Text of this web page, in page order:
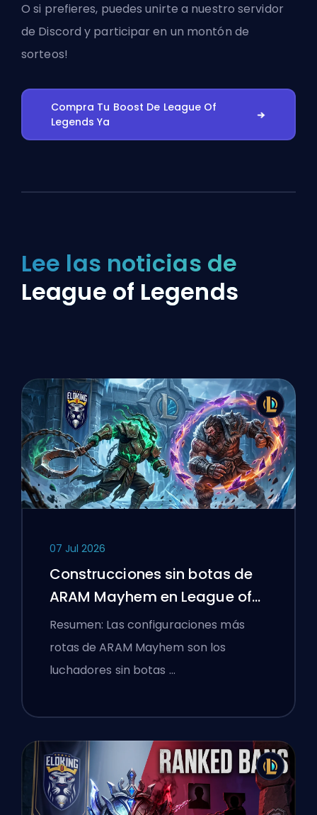
O si prefieres, puedesunirte a nuestro servidor
de Discord y participar en un montón de
sorteos!
Compra Tu Boost De League Of
Legends Ya
Lee las noticias de
League of Legends
07 Jul 2026
Construcciones sin botas de
ARAM Mayhem en League of
Legends
Resumen: Las configuraciones más
rotas de ARAM Mayhem son los
luchadores sin botas …